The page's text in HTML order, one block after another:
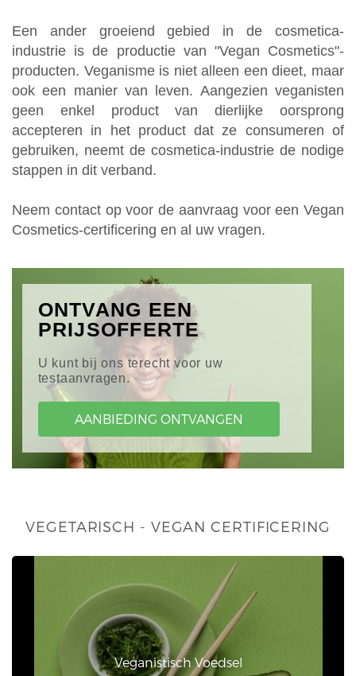
Een ander groeiend gebied in de cosmetica-
industrie is de productie van "Vegan Cosmetics"-
producten. Veganisme is niet alleen een dieet, maar
ook een manier van leven. Aangezien veganisten
geen enkel product van dierlijke oorsprong
accepteren in het product dat ze consumeren of
gebruiken, neemt de cosmetica-industrie de nodige
stappen in dit verband.
Neem contact op voor de aanvraag voor een Vegan
Cosmetics-certificering en al uw vragen.
ONTVANG EEN
PRIJSOFFERTE
U kunt bij ons terecht voor uw
testaanvragen.
AANBIEDING ONTVANGEN
VEGETARISCH - VEGAN CERTIFICERING
Veganistisch Voedsel